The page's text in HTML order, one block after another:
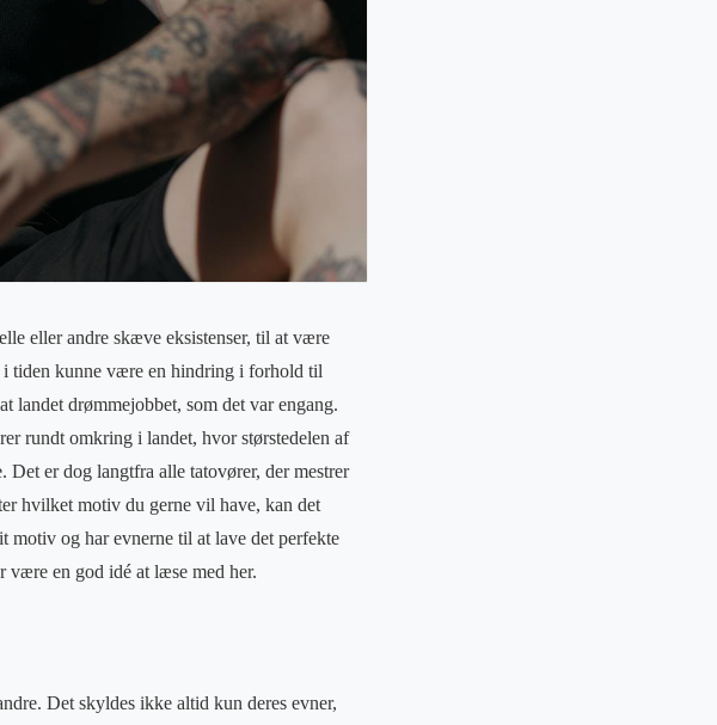
eller andre skæve eksistenser, til at være
tiden kunne være en hindring i forhold til
landet drømmejobbet, som det var engang.
rundt omkring i landet, hvor størstedelen af
Det er dog langtfra alle tatovører, der mestrer
hvilket motiv du gerne vil have, kan det
motiv og har evnerne til at lave det perfekte
være en god idé at læse med her.
Det skyldes ikke altid kun deres evner,